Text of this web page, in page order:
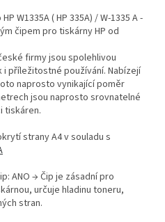
W1335A ( HP 335A) / W-1335 A -
čipem pro tiskárny HP od
firmy jsou spolehlivou
příležitostné používání. Nabízejí
naprosto vynikající poměr
jsou naprosto srovnatelné
tiskáren.
strany A4 v souladu s
ANO → Čip je zásadní pro
určuje hladinu toneru,
stran.